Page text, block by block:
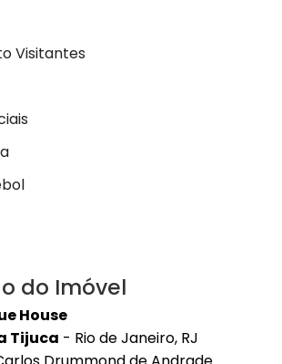
Visitantes
do Imóvel
House
Tijuca - Rio de Janeiro, RJ